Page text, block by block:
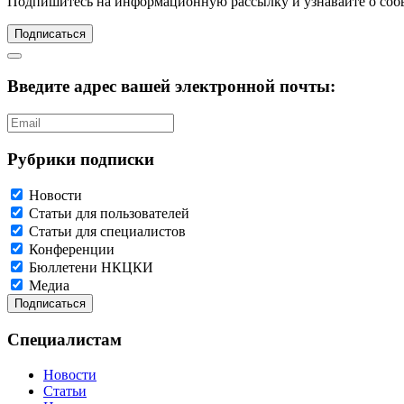
Подписаться
Введите адрес вашей электронной почты:
Рубрики подписки
Новости
Статьи для пользователей
Статьи для специалистов
Конференции
Бюллетени НКЦКИ
Медиа
Специалистам
Новости
Статьи